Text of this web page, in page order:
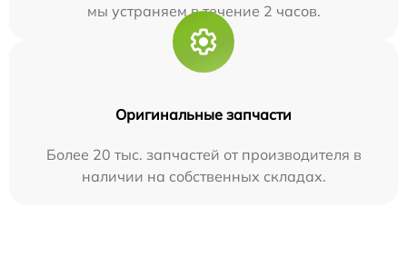
мы устраняем в течение 2 часов.
Оригинальные запчасти
Более 20 тыс. запчастей от производителя в
наличии на собственных складах.